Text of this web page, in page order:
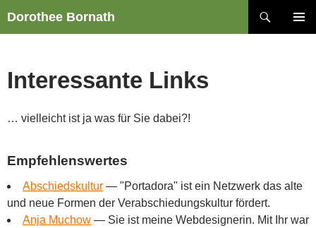
Inhalt
Dorothee Bornath
Interessante Links
… vielleicht ist ja was für Sie dabei?!
Empfehlenswertes
Abschiedskultur — "Portadora" ist ein Netzwerk das alte
und neue Formen der Verabschiedungskultur fördert.
Anja Muchow — Sie ist meine Webdesignerin. Mit Ihr war